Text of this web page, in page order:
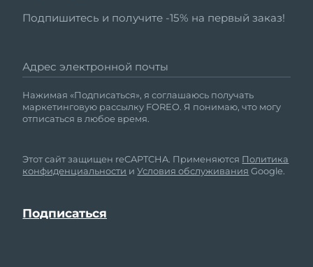
Подпишитесь и получите -15% на первый заказ!
Адрес электронной почты
Нажимая «Подписаться», я соглашаюсь получать
маркетинговую рассылку FOREO. Я понимаю, что могу
отписаться в любое время.
Этот сайт защищен reCAPTCHA. Применяются Политика
конфиденциальности иУсловия обслуживания Google.